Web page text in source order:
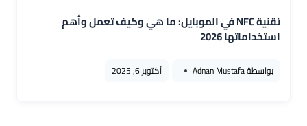
تقنية NFC في الموبايل: ما هي وكيف تعمل وأهم
استخداماتها 2026
بواسطةAdnan Mustafa أكتوبر 6, 2025